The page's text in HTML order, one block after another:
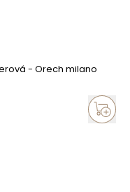
- Orech milano